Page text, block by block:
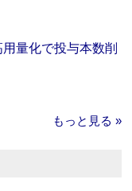
用量化で投与本数削
もっと見る »